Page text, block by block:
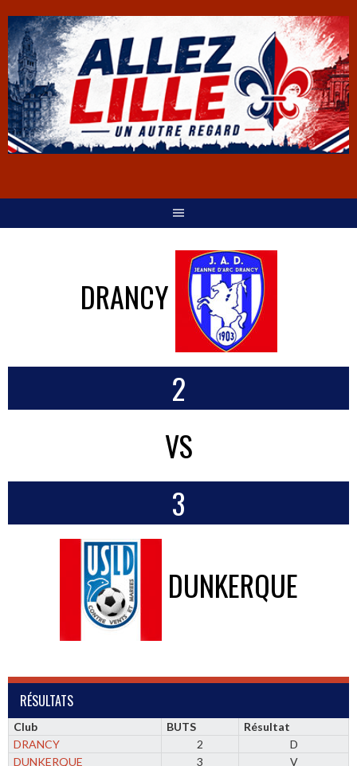
DRANCY
2
VS
3
DUNKERQUE
RÉSULTATS
Club BUTS
Résultat
DRANCY
2
D
DUNKERQUE
3 V